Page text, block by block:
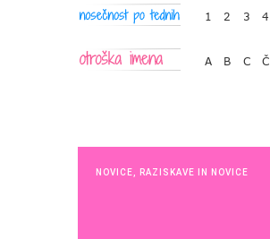
1 2 3 4
A B C Č
NOVICE RAZISKAVE IN NOVICE